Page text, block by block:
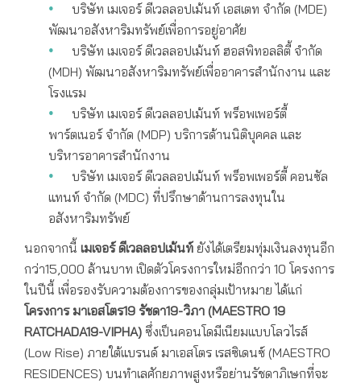
บริษัท เมเจอร์ ดีเวลลอปเม้นท์ เอสเตท จำกัด (MDE)
พัฒนาอสังหาริมทรัพย์เพื่อการอยู่อาศัย
บริษัท เมเจอร์ ดีเวลลอปเม้นท์ ฮอสพิทอลลิตี้ จำกัด
(MDH) พัฒนาอสังหาริมทรัพย์เพื่ออาคารสำนักงาน และ
โรงแรม
บริษัท เมเจอร์ ดีเวลลอปเม้นท์ พร็อพเพอร์ตี้
พาร์ตเนอร์ จำกัด (MDP) บริการด้านนิติบุคคล และ
บริหารอาคารสำนักงาน
บริษัท เมเจอร์ ดีเวลลอปเม้นท์ พร็อพเพอร์ตี้ คอนซัล
แทนท์ จำกัด (MDC) ที่ปรึกษาด้านการลงทุนใน
อสังหาริมทรัพย์
นอกจากนี้ เมเจอร์ ดีเวลลอปเม้นท์ ยังได้เตรียมทุ่มเงินลงทุนอีก
กว่า15,000 ล้านบาท เปิดตัวโครงการใหม่อีกกว่า 10 โครงการ
ในปีนี้ เพื่อรองรับความต้องการของกลุ่มเป้าหมาย ได้แก่
โครงการ มาเอสโตร19 รัชดา19-วิภา (MAESTRO 19
RATCHADA19-VIPHA) ซึ่งเป็นคอนโดมีเนียมแบบโลวไรส์
(Low Rise) ภายใต้แบรนด์ มาเอสโตร เรสซิเดนซ์ (MAESTRO
RESIDENCES) บนทำเลศักยภาพสูงหรือย่านรัชดาภิเษกที่จะ